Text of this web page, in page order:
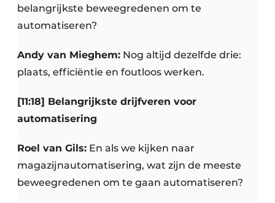
belangrijkste beweegredenen om te
automatiseren?
Andy van Mieghem: Nog altijd dezelfde drie:
plaats, efficiëntie en foutloos werken.
[11:18] Belangrijkste drijfveren voor
automatisering
Roel van Gils: En als we kijken naar
magazijnautomatisering, wat zijn de meeste
beweegredenen om te gaan automatiseren?